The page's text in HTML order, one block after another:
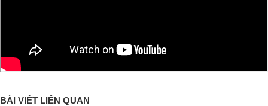
BÀI VIẾT LIÊN QUAN